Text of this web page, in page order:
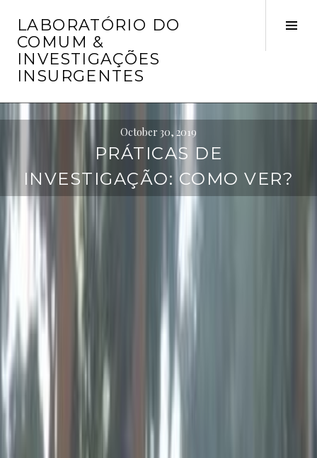
content
LABORATÓRIO DO
COMUM &
INVESTIGAÇÕES
INSURGENTES
October 30, 2019
PRÁTICAS DE
INVESTIGAÇÃO: COMO VER?